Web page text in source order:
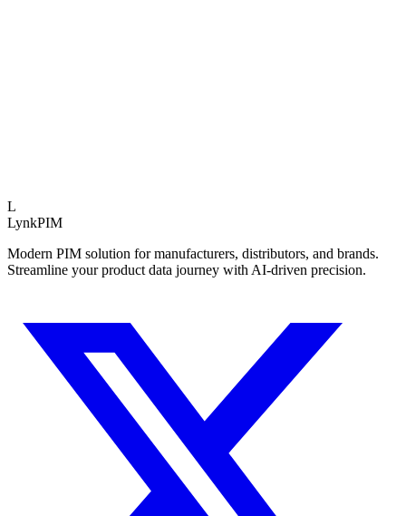
L
LynkPIM
Modern PIM solution for manufacturers, distributors, and brands.
Streamline your product data journey with AI-driven precision.